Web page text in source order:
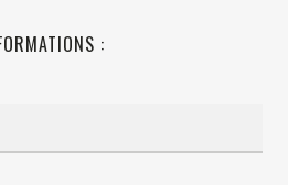
: